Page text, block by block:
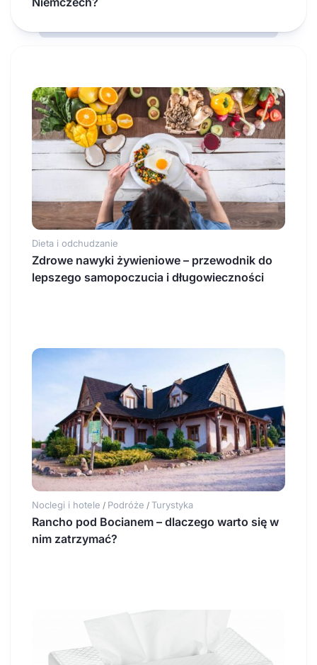
Dieta i odchudzanie
Zdrowe nawyki żywieniowe – przewodnik do
lepszego samopoczucia i długowieczności
Noclegi i hotele / Podróże / Turystyka
Rancho pod Bocianem – dlaczego warto się w
nim zatrzymać?